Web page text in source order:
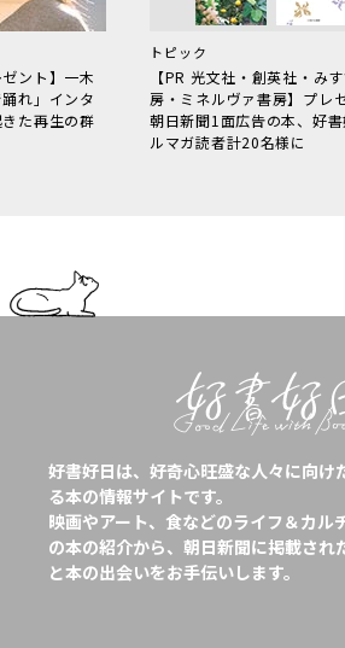
ント】一木
れ」インタ
た再生の群
トピック
【PR 光文社・創英社・み
房・ミネルヴァ書房】プレ
朝日新聞1面広告の本、好
ルマガ読者計20名様に
好書好日は、好奇心旺盛な人々に向け
る本の情報サイトです。
映画やアート、食などのライフ＆カル
の本の紹介から、朝日新聞に掲載され
と本の出会いをお手伝いします。